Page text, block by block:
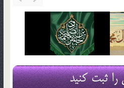
را ثبت کنید